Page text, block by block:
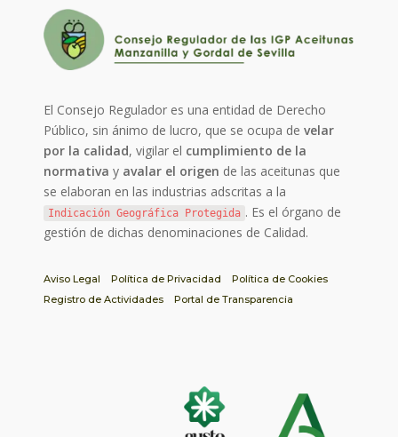
El Consejo Regulador es una entidad de Derecho
Público, sin ánimo de lucro, que se ocupa develar
por la calidad, vigilar el cumplimiento de la
normativa y avalar el origen de las aceitunas que
se elaboran en las industrias adscritas a la
Indicación Geográfica Protegida . Es el órgano de
gestión de dichas denominaciones de Calidad.
Aviso Legal Política de Privacidad
Política de Cookies
Registro de Actividades
Portal de Transparencia